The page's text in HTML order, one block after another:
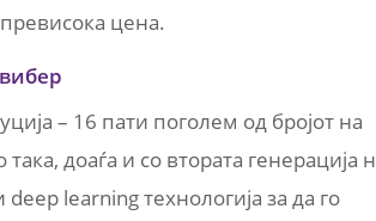
цена.
– 16 пати поголем од бројот на
доаѓа и со втората генерација
learning технологија за да го